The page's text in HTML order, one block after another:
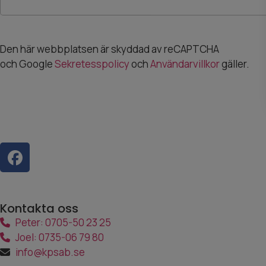
Den här webbplatsen är skyddad av reCAPTCHA
och GoogleSekretesspolicy ochAnvändarvillkorgäller.
Kontakta oss
Peter: 0705-50 23 25
Joel: 0735-06 79 80
info@kpsab.se